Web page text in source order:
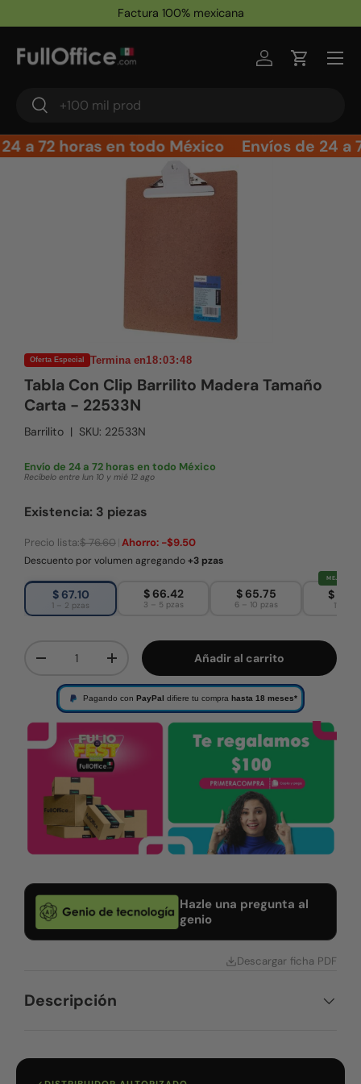
Ir al contenido
Factura 100% mexicana
Buscar
Buscar
Iniciar sesión
Carrito
a 72 horas en todo México Envíos de 24 a
Ir directamente a la información del producto
Oferta Especial Termina en18:03:48
Tabla Con Clip Barrilito Madera Tamaño
Carta - 22533N
Barrilito | SKU: 22533N
Envío de 24 a 72 horas en todo México
Recíbelo entre lun 10 y mié 12 ago
Existencia: 3 piezas
Precio lista:$ 76.60 Ahorro: -$9.50
Descuento por volumen agregando+3 pzas
$ 67.10
1 – 2 pzas
$ 66.42
3 – 5 pzas
$ 65.75
6 – 10 pzas
MEJOR
$
11+
Disminuir cantidadAumentar la cantidadAñadir al carrito
Pagando con PayPal difiere tu compra hasta 18 meses*
Hazle una pregunta al
genio
Descargar ficha PDF
Descripción